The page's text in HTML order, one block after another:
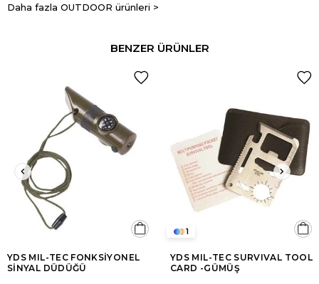
Daha fazla OUTDOOR ürünleri >
BENZER ÜRÜNLER
YDS MIL-TEC FONKSİYONEL
SİNYAL DÜDÜĞÜ
YDS MIL-TEC SURVIVAL TOOL
CARD -GÜMÜŞ
1